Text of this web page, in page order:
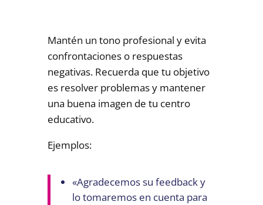
Mantén un tono profesional y evita
confrontaciones o respuestas
negativas. Recuerda que tu objetivo
es resolver problemas y mantener
una buena imagen de tu centro
educativo.
Ejemplos:
«Agradecemos su feedback y
lo tomaremos en cuenta para